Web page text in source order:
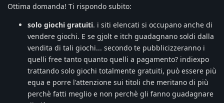
Ottima domanda! Ti rispondo subito:
solo giochi gratuiti. i siti elencati si occupano anche di
vendere giochi. E se gjolt e itch guadagnano soldi dalla
vendita di tali giochi... secondo te pubblicizzeranno i
quelli free tanto quanto quelli a pagamento? indiexpo
trattando solo giochi totalmente gratuiti, può essere più
equa e porre l'attenzione sui titoli che meritano di più
perchè fatti meglio e non perchè gli fanno guadagnare